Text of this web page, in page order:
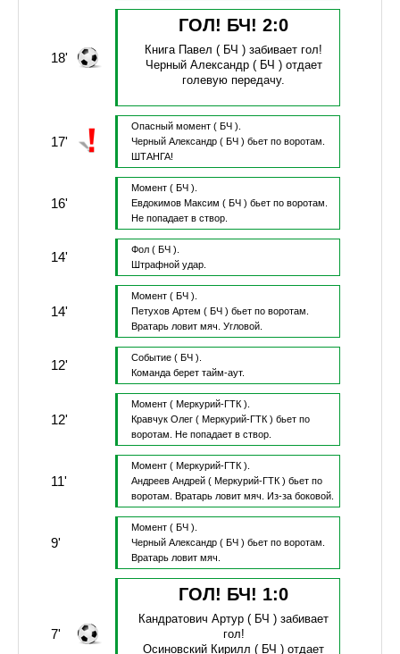
18'
ГОЛ! БЧ!2:0
Книга Павел ( БЧ )забивает гол!
Черный Александр( БЧ ) отдает
голевую передачу.
17'
Опасный момент ( БЧ ).
Черный Александр( БЧ ) бьет по воротам.
ШТАНГА!
16'
Момент ( БЧ ).
Евдокимов Максим ( БЧ ) бьет по воротам.
Не попадает в створ.
14' Фол ( БЧ ).
Штрафной удар.
14'
Момент ( БЧ ).
Петухов Артем ( БЧ ) бьет по воротам.
Вратарь ловит мяч. Угловой.
12' Событие ( БЧ ).
Команда берет тайм-аут.
12'
Момент ( Меркурий-ГТК ).
Кравчук Олег( Меркурий-ГТК ) бьет по
воротам.
Не попадает в створ.
11'
Момент ( Меркурий-ГТК ).
Андреев Андрей( Меркурий-ГТК ) бьет по
воротам.
Вратарь ловит мяч. Из-за боковой.
9'
Момент ( БЧ ).
Черный Александр( БЧ ) бьет по воротам.
Вратарь ловит мяч.
7'
ГОЛ! БЧ! 1:0
Кандратович Артур ( БЧ )забивает
гол!
Осиновский Кирилл ( БЧ )отдает